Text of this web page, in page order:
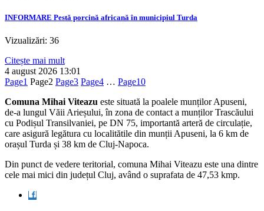
INFORMARE Pestă porcină africană în municipiul Turda
Vizualizări: 36
Citește mai mult
4 august 2026 13:01
Page1 Page2 Page3 Page4 … Page10
Comuna Mihai Viteazu este situată la poalele munților Apuseni,
de-a lungul Văii Arieșului, în zona de contact a munților Trascăului
cu Podișul Transilvaniei, pe DN 75, importantă arteră de circulație,
care asigură legătura cu localitătile din munții Apuseni, la 6 km de
orașul Turda și 38 km de Cluj-Napoca.
Din punct de vedere teritorial, comuna Mihai Viteazu este una dintre
cele mai mici din județul Cluj, având o suprafata de 47,53 kmp.